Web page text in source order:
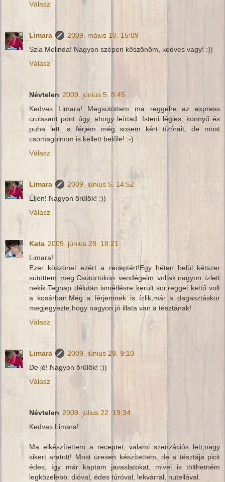
Válasz
Limara
2009. május 10. 15:09
Szia Melinda! Nagyon szépen köszönöm, kedves vagy! :))
Válasz
Névtelen 2009. június 5. 8:45
Kedves Limara! Megsütöttem ma reggelre az express
croissant pont úgy, ahogy leírtad. Isteni légies, könnyű és
puha lett, a férjem még sosem kért tízórait, de most
csomagolnom is kellett belőle! :-)
Válasz
Limara
2009. június 5. 14:52
Éljen! Nagyon örülök! :))
Válasz
Kata 2009. június 28. 18:21
Limara!
Ezer köszönet ezért a receptért!Egy héten belül kétszer
sütöttem meg.Csütörtökön vendégeim voltak,nagyon ízlett
nekik.Tegnap délután ismétlésre került sor,reggel kettő volt
a kosárban.Még a férjemnek is ízlik,már a dagasztáskor
megjegyezte,hogy nagyon jó illata van a tésztának!
Válasz
Limara
2009. június 29. 9:10
De jó! Nagyon örülök! :))
Válasz
Névtelen 2009. július 22. 19:34
Kedves Limara!
Ma elkészítettem a receptet, valami szenzációs lett,nagy
sikert aratott! Most üresen készítettem, de a tésztája picit
édes, így már kaptam javaslatokat, mivel is tölthetném
legközelebb: dióval, édes túróval, lekvárral, nutellával.